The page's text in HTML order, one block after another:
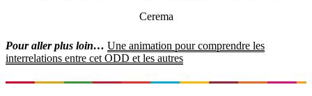
Cerema
Pour aller plus loin… Une animation pour comprendre les
interrelations entre cet ODD et les autres